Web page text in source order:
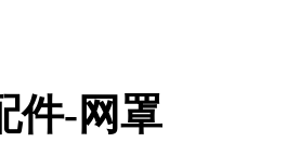
件-网罩